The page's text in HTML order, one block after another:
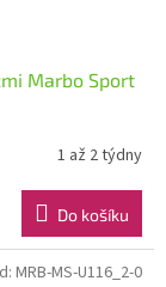
Marbo Sport
1 až 2 týdny
Do košíku
MRB-MS-U116_2-0